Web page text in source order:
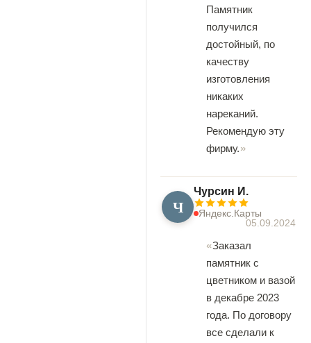
Памятник
получился
достойный, по
качеству
изготовления
никаких
нареканий.
Рекомендую эту
фирму.
Ч
Чурсин И.
Яндекс.Карты
05.09.2024
Заказал
памятник с
цветником и вазой
в декабре 2023
года. По договору
все сделали к